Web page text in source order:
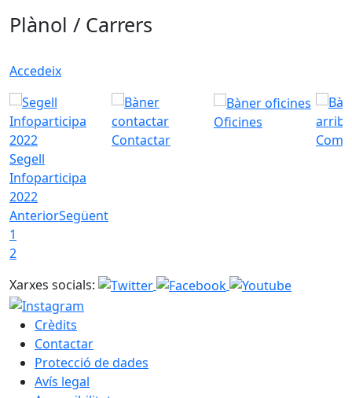
Plànol / Carrers
Accedeix
Segell
Infoparticipa
2022
Contactar
Oficines
Com
AnteriorSegüent
1
2
Xarxes socials:
Crèdits
Contactar
Protecció de dades
Avís legal